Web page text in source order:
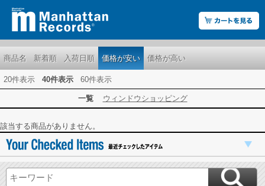
商品名 新着順 入荷日順 価格が安い 価格が高い
20件表示 40件表示 60件表示
一覧 ウィンドウショッピング
該当する商品がありません。